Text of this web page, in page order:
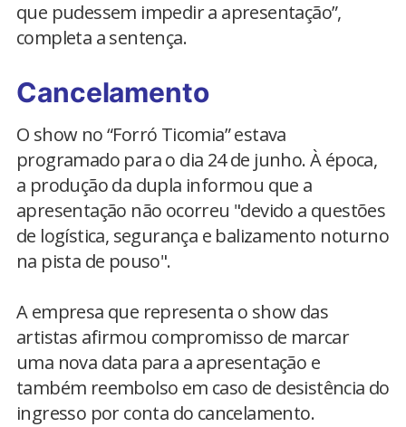
que pudessem impedir a apresentação”,
completa a sentença.
Cancelamento
O show no “Forró Ticomia” estava
programado para o dia 24 de junho. À época,
a produção da dupla informou que a
apresentação não ocorreu "devido a questões
de logística, segurança e balizamento noturno
na pista de pouso".
A empresa que representa o show das
artistas afirmou compromisso de marcar
uma nova data para a apresentação e
também reembolso em caso de desistência do
ingresso por conta do cancelamento.